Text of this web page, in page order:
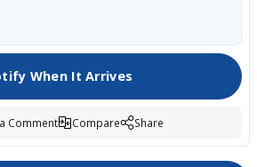
When It Arrives
Comment Compare Share